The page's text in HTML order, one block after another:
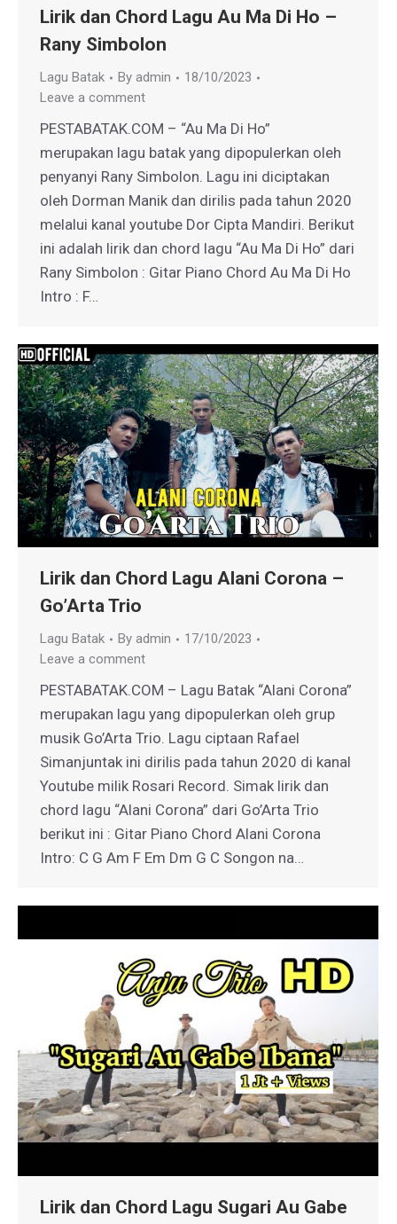
Lirik dan Chord Lagu Au Ma Di Ho –
Rany Simbolon
Lagu Batak By admin
18/10/2023
Leave a comment
PESTABATAK.COM – “Au Ma Di Ho”
merupakan lagu batak yang dipopulerkan oleh
penyanyi Rany Simbolon. Lagu ini diciptakan
oleh Dorman Manik dan dirilis pada tahun 2020
melalui kanal youtube Dor Cipta Mandiri. Berikut
ini adalah lirik dan chord lagu “Au Ma Di Ho” dari
Rany Simbolon : Gitar Piano Chord Au Ma Di Ho
Intro : F…
Lirik dan Chord Lagu Alani Corona –
Go’Arta Trio
Lagu Batak By admin
17/10/2023
Leave a comment
PESTABATAK.COM – Lagu Batak “Alani Corona”
merupakan lagu yang dipopulerkan oleh grup
musik Go’Arta Trio. Lagu ciptaan Rafael
Simanjuntak ini dirilis pada tahun 2020 di kanal
Youtube milik Rosari Record. Simak lirik dan
chord lagu “Alani Corona” dari Go’Arta Trio
berikut ini : Gitar Piano Chord Alani Corona
Intro: C G Am F Em Dm G C Songon na…
Lirik dan Chord Lagu Sugari Au Gabe